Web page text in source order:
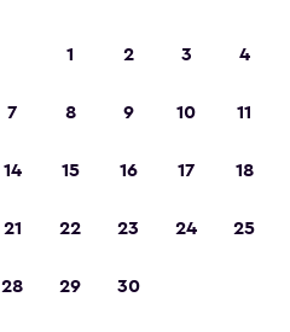
1 2 3 4
7 8 9 10 11
14 15 16 17 18
21 22 23 24 25
28 29 30